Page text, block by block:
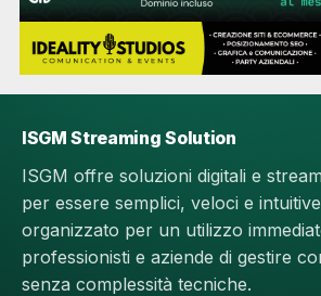
ISGM Streaming Solution
ISGM offre soluzioni digitali e
per essere semplici, veloci e
organizzato per un utilizzo
professionisti e aziende di gestire
senza complessità tecniche.